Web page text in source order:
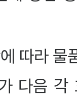
따라 물
다음